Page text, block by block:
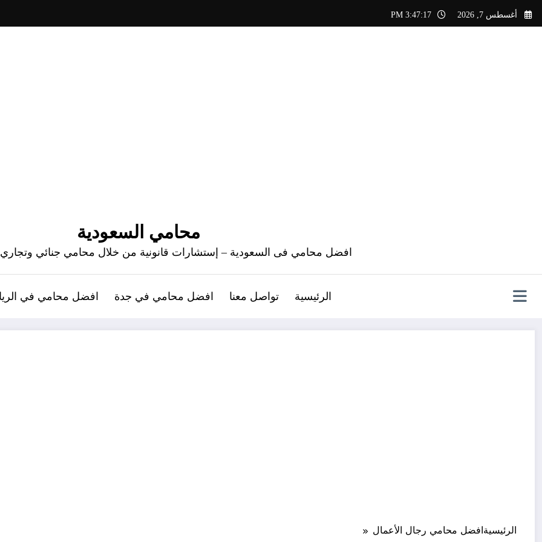
التجاوز
إلى
أغسطس 7, 2026 3:47:17 PM
محامي السعودية
افضل محامي فى السعودية – إستشارات قانونية من خلال محامي جنائي وتجاري
الرئيسية تواصل معنا افضل محامي في جدة افضل محامي في
الرئيسيةافضل محامي رجال الأعمال